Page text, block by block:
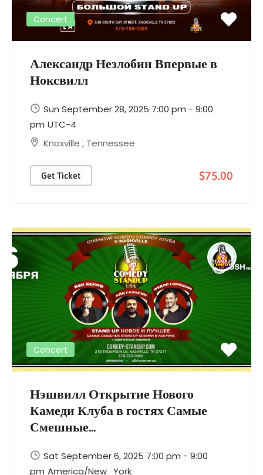
Concert
Александр Незлобин Впервые в
Ноксвилл
Sun September 28, 2025 7:00 pm - 9:00
pm UTC-4
Knoxville , Tennessee
Get Ticket $75.00
Concert
Нэшвилл Открытие Нового
Камеди Клуба в гостях Самые
Смешные...
Sat September 6, 2025 7:00 pm - 9:00
pm America/New_York